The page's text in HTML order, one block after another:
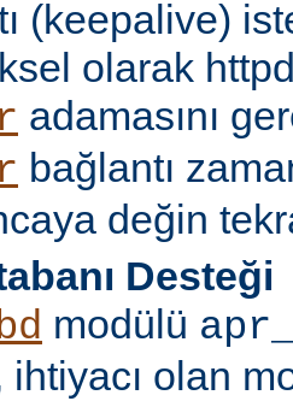
(keepalive)
olarak
adamasını
bağlantı
değin
Desteği
modülü
ihtiyacı olan